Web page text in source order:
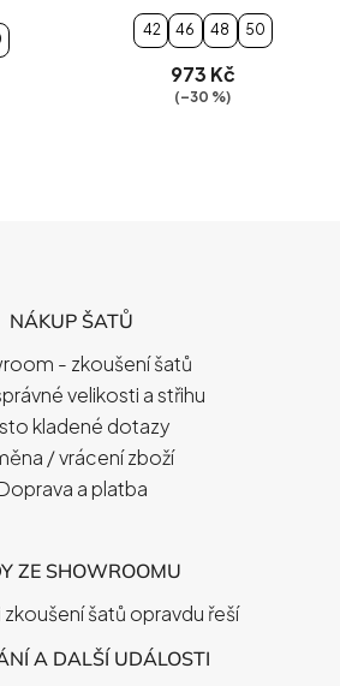
42 46 48 50
973 Kč
(–30 %)
NÁKUP ŠATŮ
- zkoušení šatů
velikosti a střihu
kladené dotazy
/ vrácení zboží
a platba
ZE SHOWROOMU
zkoušení šatů opravdu řeší
A DALŠÍ UDÁLOSTI